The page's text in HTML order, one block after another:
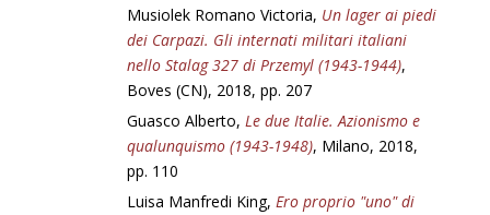
Musiolek Romano Victoria, Un lager ai piedi
dei Carpazi. Gli internati militari italiani
nello Stalag 327 di Przemyl (1943-1944),
Boves (CN), 2018, pp. 207
Guasco Alberto,Le due Italie. Azionismo e
qualunquismo (1943-1948), Milano, 2018,
pp. 110
Luisa Manfredi King,Ero proprio "uno" di